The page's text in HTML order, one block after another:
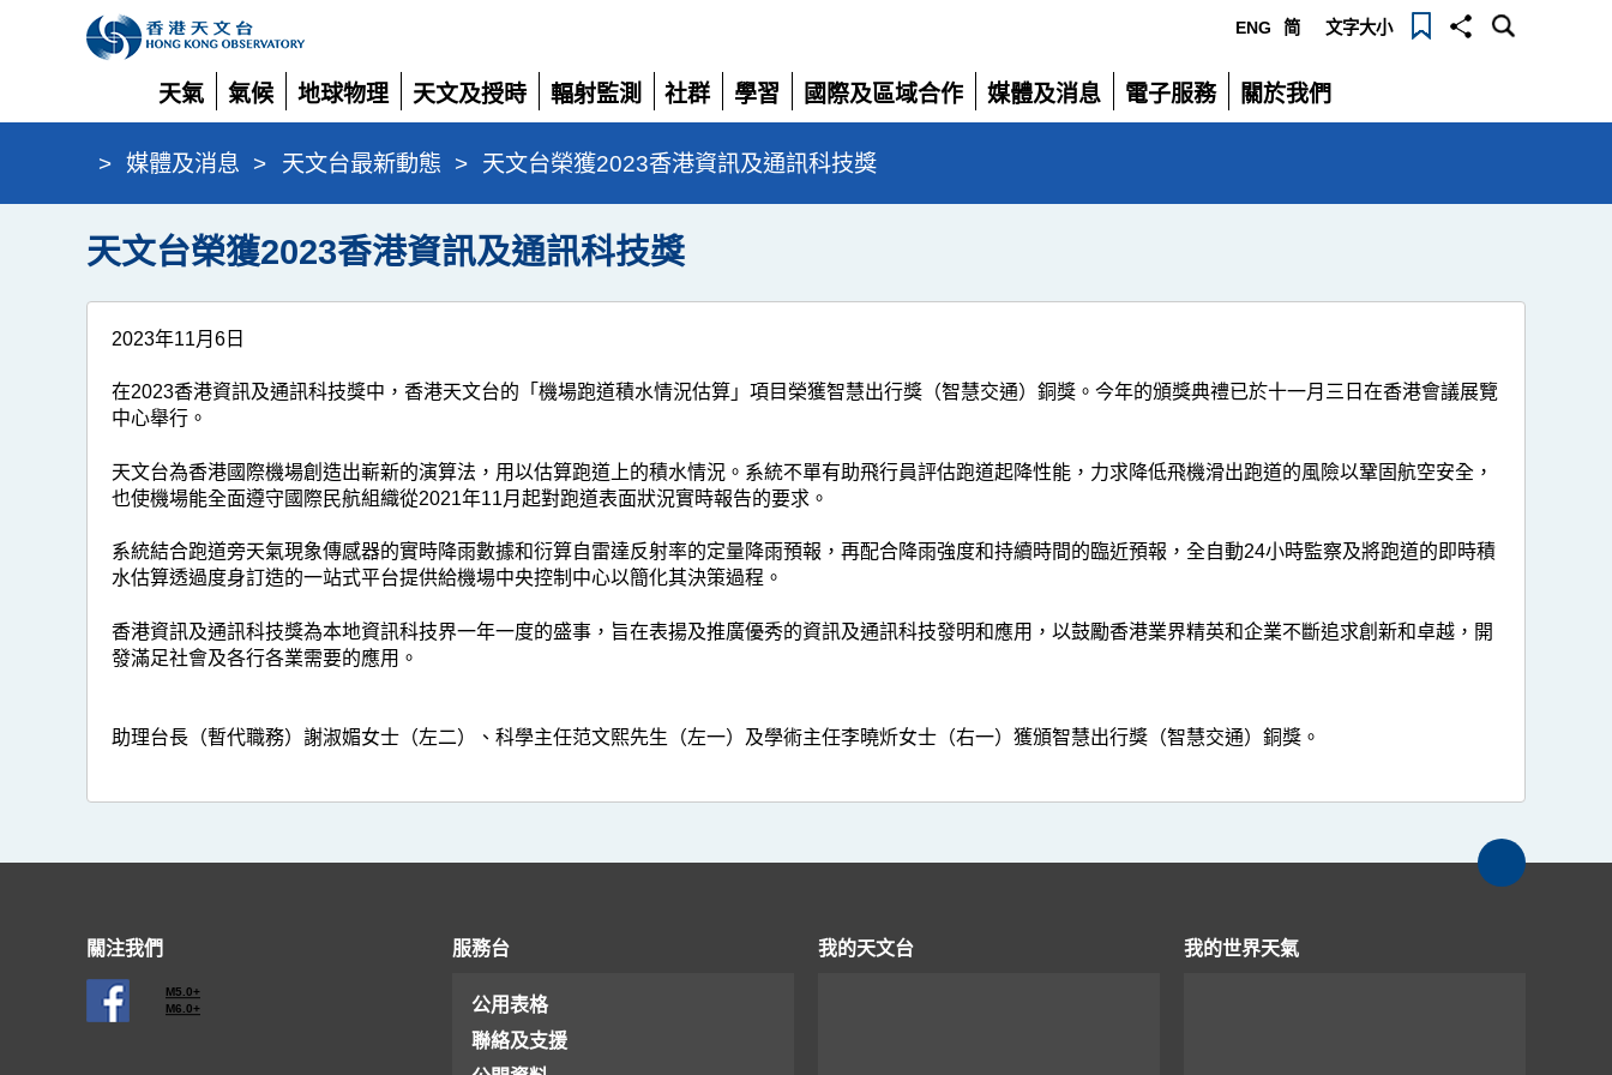
ENG 简 文字大小
天氣
展
開
氣候
展
開
地球物理
展
開
天文及授時
展
開
輻射監測
展
開
社群
展
開
學習
展
開
國際及區域合作
展
開
媒體及消息
展
電子服務
展
關於我們
展
> 媒體及消息 > 天文台最新動態 > 天文台榮獲2023香港資訊及通訊科技獎
天文台榮獲2023香港資訊及通訊科技獎
2023年11月6日
在2023香港資訊及通訊科技獎中，香港天文台的「機場跑道積水情況估算」項目榮獲智慧出行獎（智慧交通）銅獎。今年的頒獎典禮已於十一月三日在香港會議展覽
中心舉行。
天文台為香港國際機場創造出嶄新的演算法，用以估算跑道上的積水情況。系統不單有助飛行員評估跑道起降性能，力求降低飛機滑出跑道的風險以鞏固航空安全，
也使機場能全面遵守國際民航組織從2021年11月起對跑道表面狀況實時報告的要求。
系統結合跑道旁天氣現象傳感器的實時降雨數據和衍算自雷達反射率的定量降雨預報，再配合降雨強度和持續時間的臨近預報，全自動24小時監察及將跑道的即時積
水估算透過度身訂造的一站式平台提供給機場中央控制中心以簡化其決策過程。
香港資訊及通訊科技獎為本地資訊科技界一年一度的盛事，旨在表揚及推廣優秀的資訊及通訊科技發明和應用，以鼓勵香港業界精英和企業不斷追求創新和卓越，開
發滿足社會及各行各業需要的應用。
助理台長（暫代職務）謝淑媚女士（左二）、科學主任范文熙先生（左一）及學術主任李曉炘女士（右一）獲頒智慧出行獎（智慧交通）銅獎。
關注我們 服務台
公用表格
聯絡及支援
我的天文台 我的世界天氣